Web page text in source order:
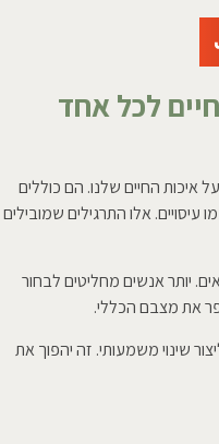
לכל אחד
איכות החיים שלנו. הם כוללים
עיסויים. אלו התרגילים שמובילים
יותר אנשים מחליטים לבחור
את מצבם הכללי.
שינוי משמעותי. זה יהפוך את